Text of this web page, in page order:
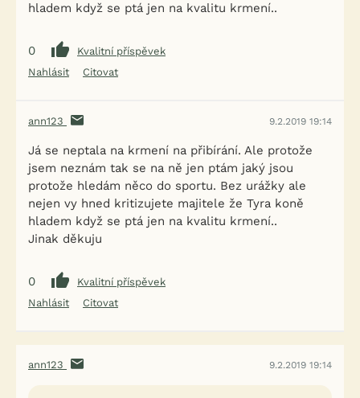
hladem když se ptá jen na kvalitu krmení..
0
Kvalitní příspěvek
Nahlásit
Citovat
ann123 9.2.2019 19:14
Já se neptala na krmení na přibírání. Ale protože
jsem neznám tak se na ně jen ptám jaký jsou
protože hledám něco do sportu. Bez urážky ale
nejen vy hned kritizujete majitele že Tyra koně
hladem když se ptá jen na kvalitu krmení..
Jinak děkuju
0
Kvalitní příspěvek
Nahlásit
Citovat
ann123 9.2.2019 19:14